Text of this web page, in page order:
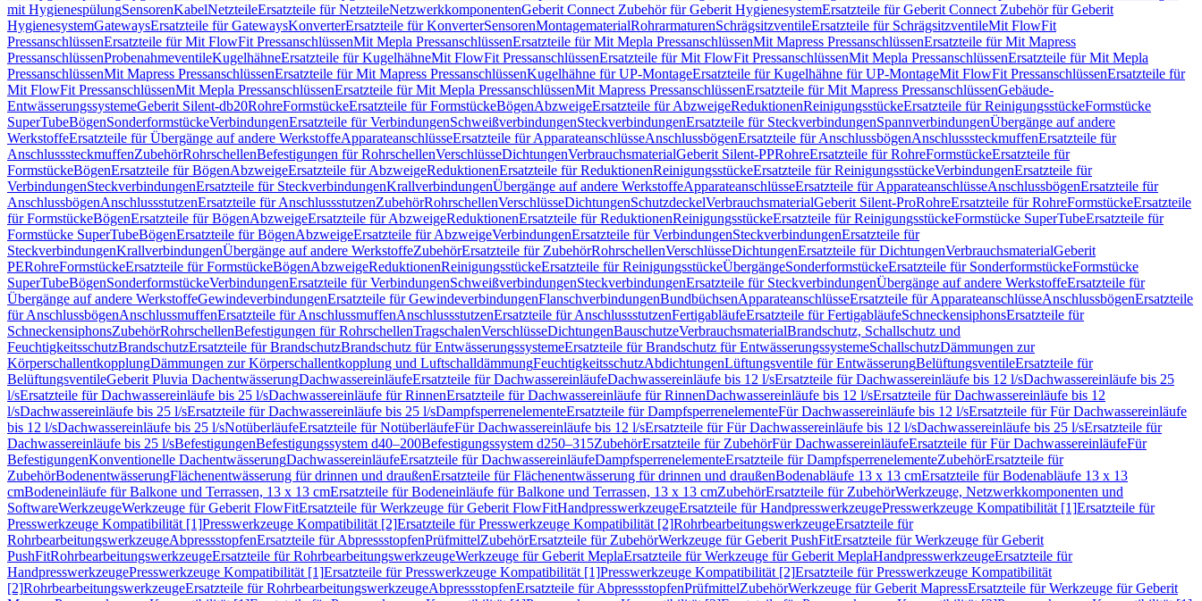
mit HygienespülungSensorenKabelNetzteileErsatzteile für NetzteileNetzwerkkomponentenGeberit Connect Zubehör für Geberit HygienesystemErsatzteile für Geberit Connect Zubehör für Geberit
HygienesystemGatewaysErsatzteile für GatewaysKonverterErsatzteile für KonverterSensorenMontagematerialRohrarmaturenSchrägsitzventileErsatzteile für SchrägsitzventileMit FlowFit
PressanschlüssenErsatzteile für Mit FlowFit PressanschlüssenMit Mepla PressanschlüssenErsatzteile für Mit Mepla PressanschlüssenMit Mapress PressanschlüssenErsatzteile für Mit Mapress
PressanschlüssenProbenahmeventileKugelhähneErsatzteile für KugelhähneMit FlowFit PressanschlüssenErsatzteile für Mit FlowFit PressanschlüssenMit Mepla PressanschlüssenErsatzteile für Mit Mepla
PressanschlüssenMit Mapress PressanschlüssenErsatzteile für Mit Mapress PressanschlüssenKugelhähne für UP-MontageErsatzteile für Kugelhähne für UP-MontageMit FlowFit PressanschlüssenErsatzteile für
Mit FlowFit PressanschlüssenMit Mepla PressanschlüssenErsatzteile für Mit Mepla PressanschlüssenMit Mapress PressanschlüssenErsatzteile für Mit Mapress PressanschlüssenGebäude-
EntwässerungssystemeGeberit Silent-db20RohreFormstückeErsatzteile für FormstückeBögenAbzweigeErsatzteile für AbzweigeReduktionenReinigungsstückeErsatzteile für ReinigungsstückeFormstücke
SuperTubeBögenSonderformstückeVerbindungenErsatzteile für VerbindungenSchweißverbindungenSteckverbindungenErsatzteile für SteckverbindungenSpannverbindungenÜbergänge auf andere
WerkstoffeErsatzteile für Übergänge auf andere WerkstoffeApparateanschlüsseErsatzteile für ApparateanschlüsseAnschlussbögenErsatzteile für AnschlussbögenAnschlusssteckmuffenErsatzteile für
AnschlusssteckmuffenZubehörRohrschellenBefestigungen für RohrschellenVerschlüsseDichtungenVerbrauchsmaterialGeberit Silent-PPRohreErsatzteile für RohreFormstückeErsatzteile für
FormstückeBögenErsatzteile für BögenAbzweigeErsatzteile für AbzweigeReduktionenErsatzteile für ReduktionenReinigungsstückeErsatzteile für ReinigungsstückeVerbindungenErsatzteile für
VerbindungenSteckverbindungenErsatzteile für SteckverbindungenKrallverbindungenÜbergänge auf andere WerkstoffeApparateanschlüsseErsatzteile für ApparateanschlüsseAnschlussbögenErsatzteile für
AnschlussbögenAnschlussstutzenErsatzteile für AnschlussstutzenZubehörRohrschellenVerschlüsseDichtungenSchutzdeckelVerbrauchsmaterialGeberit Silent-ProRohreErsatzteile für RohreFormstückeErsatzteile
für FormstückeBögenErsatzteile für BögenAbzweigeErsatzteile für AbzweigeReduktionenErsatzteile für ReduktionenReinigungsstückeErsatzteile für ReinigungsstückeFormstücke SuperTubeErsatzteile für
Formstücke SuperTubeBögenErsatzteile für BögenAbzweigeErsatzteile für AbzweigeVerbindungenErsatzteile für VerbindungenSteckverbindungenErsatzteile für
SteckverbindungenKrallverbindungenÜbergänge auf andere WerkstoffeZubehörErsatzteile für ZubehörRohrschellenVerschlüsseDichtungenErsatzteile für DichtungenVerbrauchsmaterialGeberit
PERohreFormstückeErsatzteile für FormstückeBögenAbzweigeReduktionenReinigungsstückeErsatzteile für ReinigungsstückeÜbergängeSonderformstückeErsatzteile für SonderformstückeFormstücke
SuperTubeBögenSonderformstückeVerbindungenErsatzteile für VerbindungenSchweißverbindungenSteckverbindungenErsatzteile für SteckverbindungenÜbergänge auf andere WerkstoffeErsatzteile für
Übergänge auf andere WerkstoffeGewindeverbindungenErsatzteile für GewindeverbindungenFlanschverbindungenBundbüchsenApparateanschlüsseErsatzteile für ApparateanschlüsseAnschlussbögenErsatzteile
für AnschlussbögenAnschlussmuffenErsatzteile für AnschlussmuffenAnschlussstutzenErsatzteile für AnschlussstutzenFertigabläufeErsatzteile für FertigabläufeSchneckensiphonsErsatzteile für
SchneckensiphonsZubehörRohrschellenBefestigungen für RohrschellenTragschalenVerschlüsseDichtungenBauschutzeVerbrauchsmaterialBrandschutz, Schallschutz und
FeuchtigkeitsschutzBrandschutzErsatzteile für BrandschutzBrandschutz für EntwässerungssystemeErsatzteile für Brandschutz für EntwässerungssystemeSchallschutzDämmungen zur
KörperschallentkopplungDämmungen zur Körperschallentkopplung und LuftschalldämmungFeuchtigkeitsschutzAbdichtungenLüftungsventile für EntwässerungBelüftungsventileErsatzteile für
BelüftungsventileGeberit Pluvia DachentwässerungDachwassereinläufeErsatzteile für DachwassereinläufeDachwassereinläufe bis 12 l/sErsatzteile für Dachwassereinläufe bis 12 l/sDachwassereinläufe bis 25
l/sErsatzteile für Dachwassereinläufe bis 25 l/sDachwassereinläufe für RinnenErsatzteile für Dachwassereinläufe für RinnenDachwassereinläufe bis 12 l/sErsatzteile für Dachwassereinläufe bis 12
l/sDachwassereinläufe bis 25 l/sErsatzteile für Dachwassereinläufe bis 25 l/sDampfsperrenelementeErsatzteile für DampfsperrenelementeFür Dachwassereinläufe bis 12 l/sErsatzteile für Für Dachwassereinläufe
bis 12 l/sDachwassereinläufe bis 25 l/sNotüberläufeErsatzteile für NotüberläufeFür Dachwassereinläufe bis 12 l/sErsatzteile für Für Dachwassereinläufe bis 12 l/sDachwassereinläufe bis 25 l/sErsatzteile für
Dachwassereinläufe bis 25 l/sBefestigungenBefestigungssystem d40–200Befestigungssystem d250–315ZubehörErsatzteile für ZubehörFür DachwassereinläufeErsatzteile für Für DachwassereinläufeFür
BefestigungenKonventionelle DachentwässerungDachwassereinläufeErsatzteile für DachwassereinläufeDampfsperrenelementeErsatzteile für DampfsperrenelementeZubehörErsatzteile für
ZubehörBodenentwässerungFlächenentwässerung für drinnen und draußenErsatzteile für Flächenentwässerung für drinnen und draußenBodenabläufe 13 x 13 cmErsatzteile für Bodenabläufe 13 x 13
cmBodeneinläufe für Balkone und Terrassen, 13 x 13 cmErsatzteile für Bodeneinläufe für Balkone und Terrassen, 13 x 13 cmZubehörErsatzteile für ZubehörWerkzeuge, Netzwerkkomponenten und
SoftwareWerkzeugeWerkzeuge für Geberit FlowFitErsatzteile für Werkzeuge für Geberit FlowFitHandpresswerkzeugeErsatzteile für HandpresswerkzeugePresswerkzeuge Kompatibilität [1]Ersatzteile für
Presswerkzeuge Kompatibilität [1]Presswerkzeuge Kompatibilität [2]Ersatzteile für Presswerkzeuge Kompatibilität [2]RohrbearbeitungswerkzeugeErsatzteile für
RohrbearbeitungswerkzeugeAbpressstopfenErsatzteile für AbpressstopfenPrüfmittelZubehörErsatzteile für ZubehörWerkzeuge für Geberit PushFitErsatzteile für Werkzeuge für Geberit
PushFitRohrbearbeitungswerkzeugeErsatzteile für RohrbearbeitungswerkzeugeWerkzeuge für Geberit MeplaErsatzteile für Werkzeuge für Geberit MeplaHandpresswerkzeugeErsatzteile für
HandpresswerkzeugePresswerkzeuge Kompatibilität [1]Ersatzteile für Presswerkzeuge Kompatibilität [1]Presswerkzeuge Kompatibilität [2]Ersatzteile für Presswerkzeuge Kompatibilität
[2]RohrbearbeitungswerkzeugeErsatzteile für RohrbearbeitungswerkzeugeAbpressstopfenErsatzteile für AbpressstopfenPrüfmittelZubehörWerkzeuge für Geberit MapressErsatzteile für Werkzeuge für Geberit